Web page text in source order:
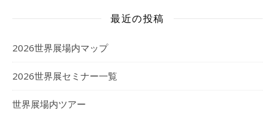
最近の投稿
2026世界展場内マップ
2026世界展セミナー一覧
世界展場内ツアー